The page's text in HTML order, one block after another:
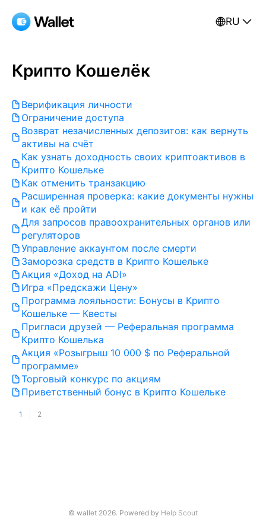
RU
Крипто Кошелёк
Верификация личности
Ограничение доступа
Возврат незачисленных депозитов: как вернуть
активы на счёт
Как узнать доходность своих криптоактивов в
Крипто Кошельке
Как отменить транзакцию
Расширенная проверка: какие документы нужны
и как её пройти
Для запросов правоохранительных органов или
регуляторов
Управление аккаунтом после смерти
Заморозка средств в Крипто Кошельке
Акция «Доход на ADI»
Игра «Предскажи Цену»
Программа лояльности: Бонусы в Крипто
Кошельке — Квесты
Пригласи друзей — Реферальная программа
Крипто Кошелька
Акция «Розыгрыш 10 000 $ по Реферальной
программе»
Торговый конкурс по акциям
Приветственный бонус в Крипто Кошельке
1 2
© wallet 2026. Powered by Help Scout